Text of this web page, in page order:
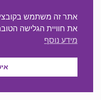
את חוויית הגלישה
מידע נוסף